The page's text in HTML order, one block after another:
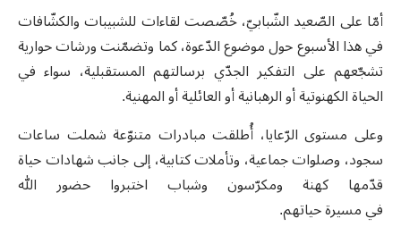
أمّا على الصّعيد الشّبابيّ، خُصّصت لقاءات للشبيبات والكشّافات
في هذا الأسبوع حول موضوع الدّعوة، كما وتضمّنت ورشات حوارية
تشجّعهم على التفكير الجدّي برسالتهم المستقبلية، سواء في
الحياة الكهنوتية أو الرهبانية أو العائلية أو المهنية.
وعلى مستوى الرّعايا، أُطلقت مبادرات متنوّعة شملت ساعات
سجود، وصلوات جماعية، وتأملات كتابية، إلى جانب شهادات حياة
قدّمها كهنة ومكرّسون وشباب اختبروا حضور الله
في مسيرة حياتهم.